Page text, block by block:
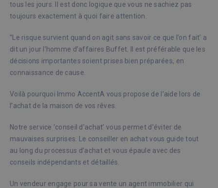
tous les jours. Il est donc logique que vous ne sachiez pas
toujours exactement à quoi faire attention.
“Le risque survient quand on agit sans savoir ce que l’on fait’ a
dit un jour l’homme d’affaires Buffet. Il est préférable que les
décisions importantes soient prises bien préparées, en
connaissance de cause.
Voilà pourquoi Immo AccentA vous propose de l’aide lors de
l’achat de la maison de vos rêves.
Notre service ‘conseil d’achat’ vous permet d’éviter de
mauvaises surprises. Le conseiller en achat vous guide tout
au long du processus d’achat et vous épaule avec des
conseils indépendants et détaillés.
Un vendeur engage pour sa vente un agent immobilier qui